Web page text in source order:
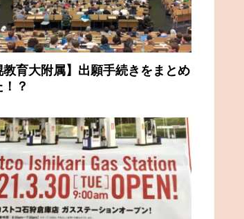
教育大附属】出願手続きをまとめ
？